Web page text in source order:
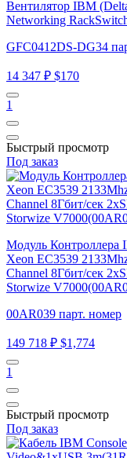
Вентилятор IBM
Networking
GFC0412DS-DG34
14 347 ₽ $170
1
Быстрый просмотр
Под заказ
Модуль Контроллера
Xeon EC3539
Channel 8Гбит/сек
Storwize
00AR039 парт. номер
149 718 ₽ $1,774
1
Быстрый просмотр
Под заказ